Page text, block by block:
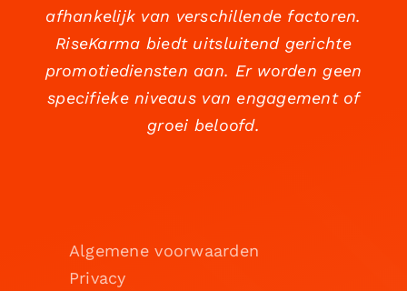
afhankelijk van verschillende factoren.
RiseKarma biedt uitsluitend gerichte
promotiediensten aan. Er worden geen
specifieke niveaus van engagement of
groei beloofd.
Algemene voorwaarden
Privacy